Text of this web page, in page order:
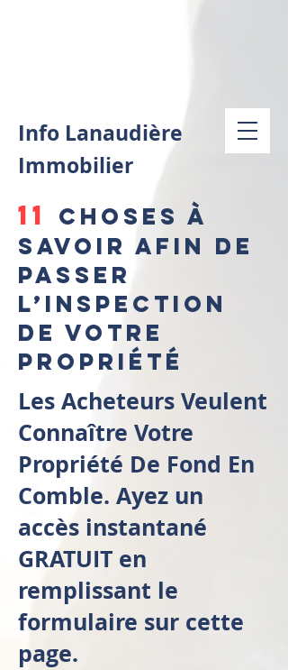
Info Lanaudière
Immobilier
11
Choses À
Savoir Afin De
Passer
L’Inspection
De Votre
Propriété
Les Acheteurs Veulent
Connaître Votre
Propriété De Fond En
Comble. Ayez un
accès instantané
GRATUIT en
remplissant le
formulaire sur cette
page.